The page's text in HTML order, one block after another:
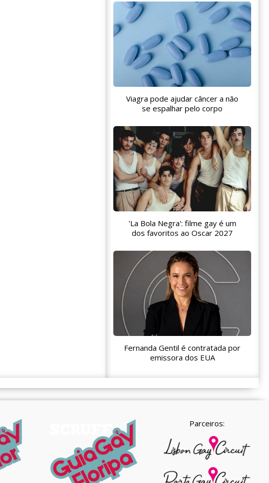
Viagra pode ajudar câncer a não
se espalhar pelo corpo
'La Bola Negra': filme gay é um
dos favoritos ao Oscar 2027
Fernanda Gentil é contratada por
emissora dos EUA
Parceiros: